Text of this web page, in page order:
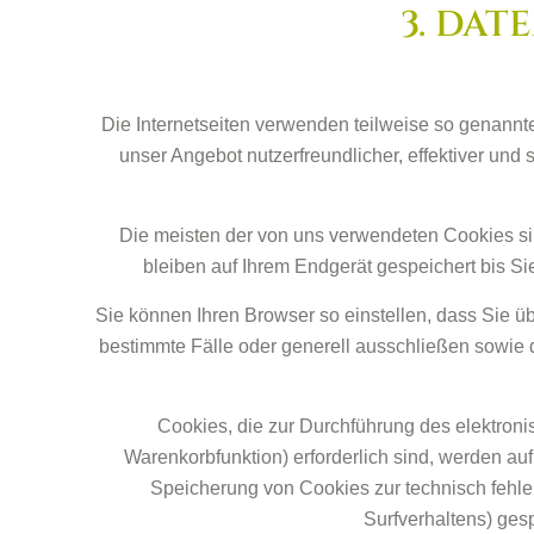
3.
Die Internetseiten verwenden teilweise so
unser Angebot nutzerfreundlicher, effektiver
Die meisten der von uns verwendeten Cookies
bleiben auf Ihrem Endgerät gespeichert bis
Sie können Ihren Browser so einstellen, dass Sie
bestimmte Fälle oder generell ausschließen
Cookies, die zur Durchführung des
Warenkorbfunktion) erforderlich sind, werden
Speicherung von Cookies zur technisch
Surfverhaltens)